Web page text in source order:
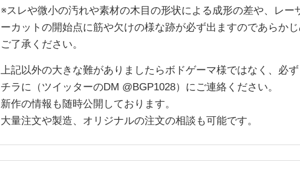
※スレや微小の汚れや素材の木目の形状による成形の差や、レー
ーカットの開始点に筋や欠けの様な跡が必ず出ますのであらか
ご了承ください。
上記以外の大きな難がありましたらボドゲーマ様ではなく、必ず
チラに（ツイッターのDM @BGP1028）にご連絡ください。
新作の情報も随時公開しております。
大量注文や製造、オリジナルの注文の相談も可能です。